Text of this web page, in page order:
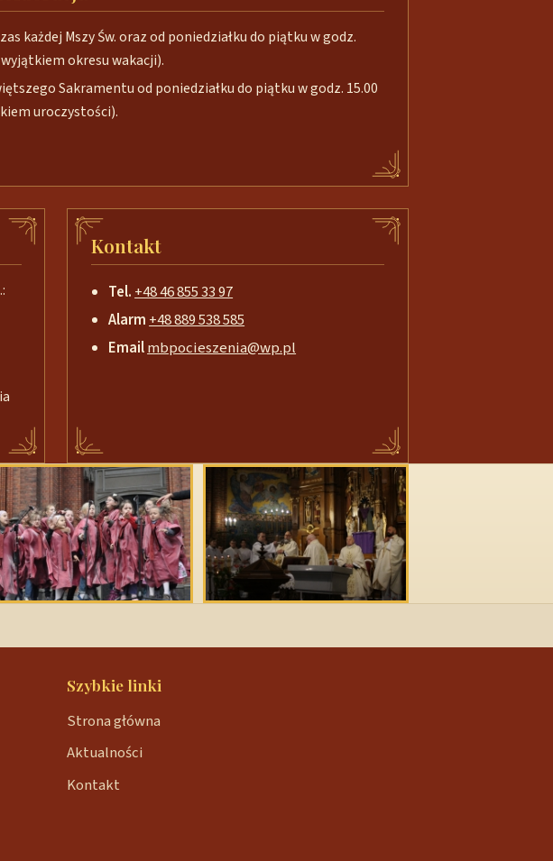
każdej Mszy Św. oraz od poniedziałku do piątku w godz.
wyjątkiem okresu wakacji).
Sakramentu od poniedziałku do piątku w godz. 15.00
uroczystości).
Kontakt
Tel.+48 46 855 33 97
Alarm +48 889 538 585
Emailmbpocieszenia@wp.pl
Szybkie linki
Strona główna
Aktualności
Kontakt